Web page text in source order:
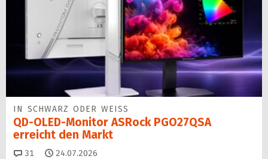
IN SCHWARZ ODER WEISS
QD-OLED-Monitor ASRock PGO27QSA
erreicht den Markt
31 Kommentare
24.07.2026